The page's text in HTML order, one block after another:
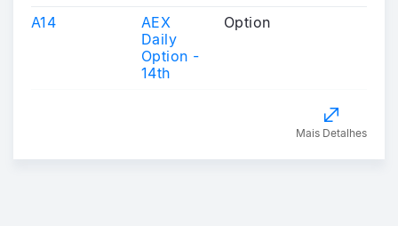
A14
AEX
Daily
Option -
14th
Option
Mais Detalhes